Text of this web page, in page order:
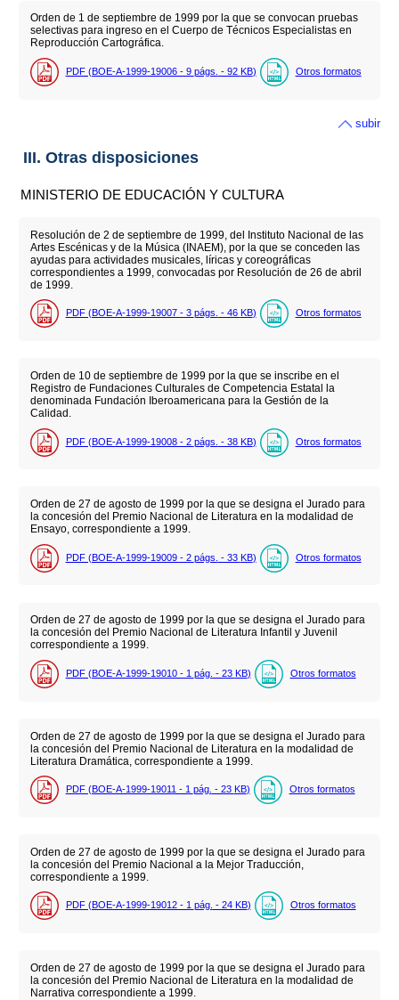
Orden de 1 de septiembre de 1999 por la que se convocan pruebas
selectivas para ingreso en el Cuerpo de Técnicos Especialistas en
Reproducción Cartográfica.
PDF (BOE-A-1999-19006 - 9 págs. - 92 KB) Otros formatos
subir
III. Otras disposiciones
MINISTERIO DE EDUCACIÓN Y CULTURA
Resolución de 2 de septiembre de 1999, del Instituto Nacional de las
Artes Escénicas y de la Música (INAEM), por la que se conceden las
ayudas para actividades musicales, líricas y coreográficas
correspondientes a 1999, convocadas por Resolución de 26 de abril
de 1999.
PDF (BOE-A-1999-19007 - 3 págs. - 46 KB) Otros formatos
Orden de 10 de septiembre de 1999 por la que se inscribe en el
Registro de Fundaciones Culturales de Competencia Estatal la
denominada Fundación Iberoamericana para la Gestión de la
Calidad.
PDF (BOE-A-1999-19008 - 2 págs. - 38 KB) Otros formatos
Orden de 27 de agosto de 1999 por la que se designa el Jurado para
la concesión del Premio Nacional de Literatura en la modalidad de
Ensayo, correspondiente a 1999.
PDF (BOE-A-1999-19009 - 2 págs. - 33 KB) Otros formatos
Orden de 27 de agosto de 1999 por la que se designa el Jurado para
la concesión del Premio Nacional de Literatura Infantil y Juvenil
correspondiente a 1999.
PDF (BOE-A-1999-19010 - 1 pág. - 23 KB) Otros formatos
Orden de 27 de agosto de 1999 por la que se designa el Jurado para
la concesión del Premio Nacional de Literatura en la modalidad de
Literatura Dramática, correspondiente a 1999.
PDF (BOE-A-1999-19011 - 1 pág. - 23 KB) Otros formatos
Orden de 27 de agosto de 1999 por la que se designa el Jurado para
la concesión del Premio Nacional a la Mejor Traducción,
correspondiente a 1999.
PDF (BOE-A-1999-19012 - 1 pág. - 24 KB) Otros formatos
Orden de 27 de agosto de 1999 por la que se designa el Jurado para
la concesión del Premio Nacional de Literatura en la modalidad de
Narrativa correspondiente a 1999.